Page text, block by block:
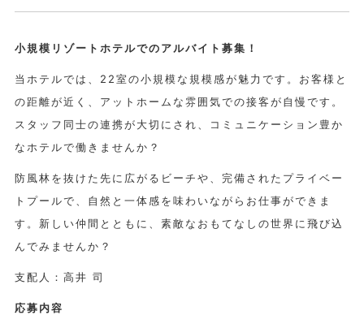
小規模リゾートホテルでのアルバイト募集！
当ホテルでは、22室の小規模な規模感が魅力です。お客様と
の距離が近く、アットホームな雰囲気での接客が自慢です。
スタッフ同士の連携が大切にされ、コミュニケーション豊か
なホテルで働きませんか？
防風林を抜けた先に広がるビーチや、完備されたプライベー
トプールで、自然と一体感を味わいながらお仕事ができま
す。新しい仲間とともに、素敵なおもてなしの世界に飛び込
んでみませんか？
支配人：高井 司
応募内容